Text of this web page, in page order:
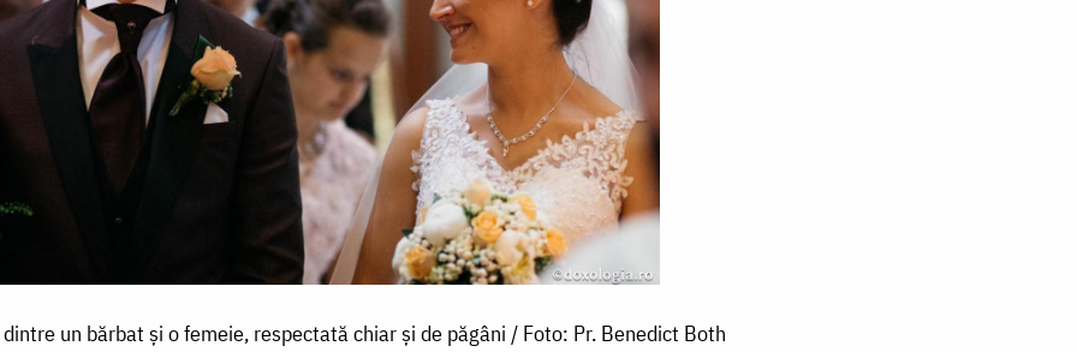
un bărbat și o femeie, respectată chiar și de păgâni / Foto: Pr. Benedict Both